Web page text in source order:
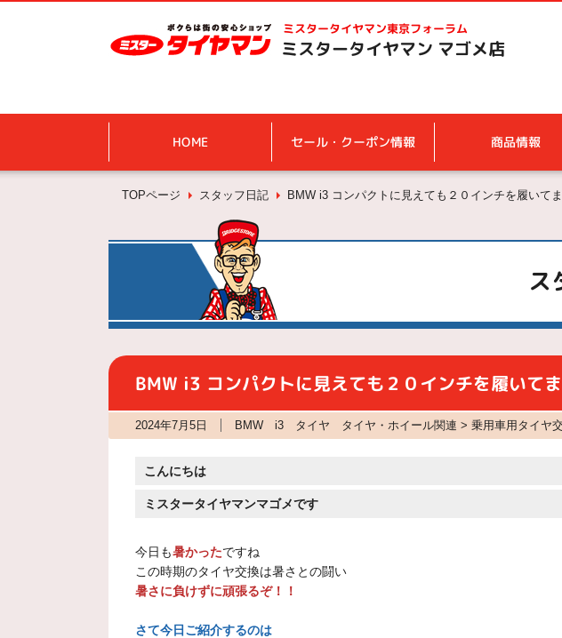
ミスタータイヤマン東京フォーラム
ミスタータイヤマン マゴメ店
HOME セール・クーポン情報 商品情報
TOPページ スタッフ日記 BMW i3 コンパクトに見えても２０インチを履いてま
ス
BMW i3 コンパクトに見えても２０インチを履いてま
2024年7月5日 BMW i3 タイヤ タイヤ・ホイール関連 > 乗用車用タイヤ
こんにちは
ミスタータイヤマンマゴメです
今日も暑かったですね
この時期のタイヤ交換は暑さとの闘い
暑さに負けずに頑張るぞ！！
さて今日ご紹介するのは